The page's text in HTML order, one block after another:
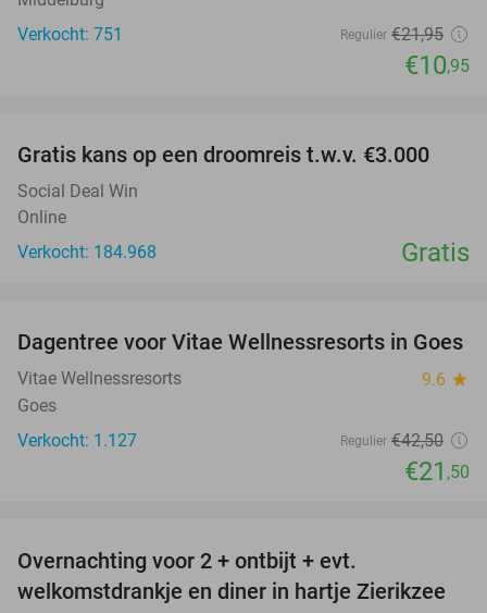
Verkocht: 751
Regulier €21,95
€10,95
Gratis kans op een droomreis t.w.v. €3.000
Social Deal Win
Online
Verkocht: 184.968
Gratis
49%
Dagentree voor Vitae Wellnessresorts in Goes
Vitae Wellnessresorts 9.6 star
Goes
Verkocht: 1.127
Regulier €42,50
€21 ,50
Overnachting voor 2 + ontbijt + evt.
welkomstdrankje en diner in hartje Zierikzee